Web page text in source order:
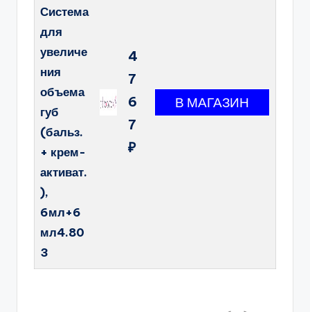
Система
для
увеличе
ния
объема
губ
(бальз.
+ крем-
активат.
),
6мл+6
мл4.80
3
4
7
6
7
₽